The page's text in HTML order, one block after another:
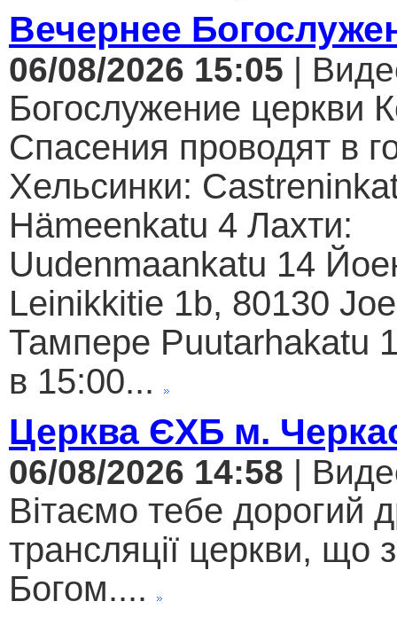
Вечернее
06/08/2026 15:05 |
Богослужение церкви
Спасения проводят в
Хельсинки:
Hämeenkatu 4 Лахти:
Uudenmaankatu 14
Leinikkitie 1b, 80130
Тампере Puutarhakatu
в 15:00...
Церква ЄХБ м.
06/08/2026 14:58 |
Вітаємо тебе дорогий
трансляції церкви, що
Богом....